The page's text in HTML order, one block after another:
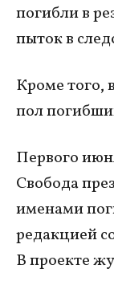
погибли в
пыток в
Кроме того,
пол
Первого
Свобода
именами
редакцией
В проекте